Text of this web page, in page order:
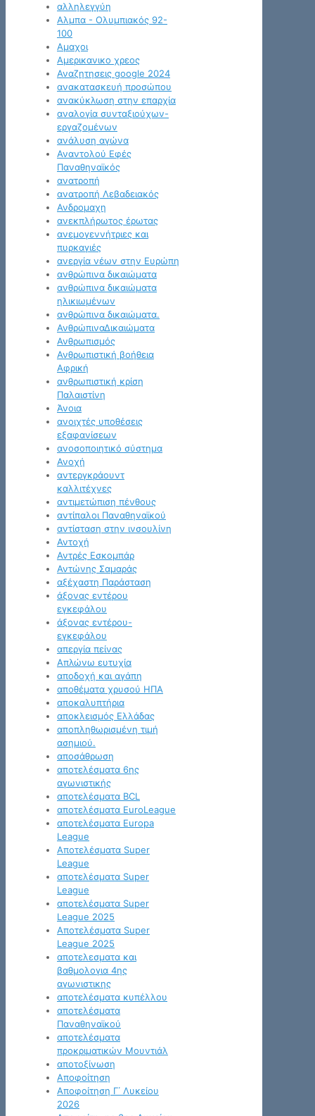
αλληλεγγύη
Αλμπα - Ολυμπιακός 92-
100
Αμαχοι
Αμερικανικο χρεος
Αναζητησεις google 2024
ανακατασκευή προσώπου
ανακύκλωση στην επαρχία
αναλογία συνταξιούχων-
εργαζομένων
ανάλυση αγώνα
Αναντολού Εφές
Παναθηναϊκός
ανατροπή
ανατροπή Λεβαδειακός
Ανδρομαχη
ανεκπλήρωτος έρωτας
ανεμογεννήτριες και
πυρκαγιές
ανεργία νέων στην Ευρώπη
ανθρώπινα δικαιώματα
ανθρώπινα δικαιώματα
ηλικιωμένων
ανθρώπινα δικαιώματα.
ΑνθρώπιναΔικαιώματα
Ανθρωπισμός
Ανθρωπιστική βοήθεια
Αφρική
ανθρωπιστική κρίση
Παλαιστίνη
Άνοια
ανοιχτές υποθέσεις
εξαφανίσεων
ανοσοποιητικό σύστημα
Ανοχή
αντεργκράουντ
καλλιτέχνες
αντιμετώπιση πένθους
αντίπαλοι Παναθηναϊκού
αντίσταση στην ινσουλίνη
Αντοχή
Αντρές Εσκομπάρ
Αντώνης Σαμαράς
αξέχαστη Παράσταση
άξονας εντέρου
εγκεφάλου
άξονας εντέρου-
εγκεφάλου
απεργία πείνας
Απλώνω ευτυχία
αποδοχή και αγάπη
αποθέματα χρυσού ΗΠΑ
αποκαλυπτήρια
αποκλεισμός Ελλάδας
αποπληθωρισμένη τιμή
ασημιού.
αποσάθρωση
αποτελέσματα 6ης
αγωνιστικής
αποτελέσματα BCL
αποτελέσματα EuroLeague
αποτελέσματα Europa
League
Αποτελέσματα Super
League
αποτελέσματα Super
League
αποτελέσματα Super
League 2025
Αποτελέσματα Super
League 2025
αποτελεσματα και
βαθμολογια 4ης
αγωνιστικης
αποτελέσματα κυπέλλου
αποτελέσματα
Παναθηναϊκού
αποτελέσματα
προκριματικών Μουντιάλ
αποτοξίνωση
Αποφοίτηση
Αποφοίτηση Γ΄ Λυκείου
2026